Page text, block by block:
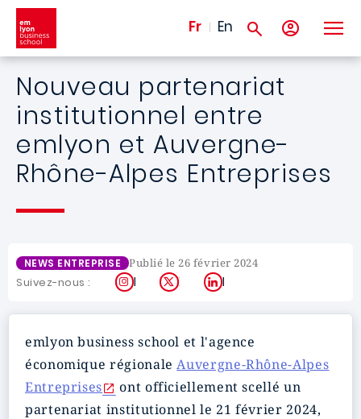
Aller au contenu principal
Fr En
Nouveau partenariat
institutionnel entre
emlyon et Auvergne-
Rhône-Alpes Entreprises
NEWS ENTREPRISE Publié le 26 février 2024
Suivez-nous : Instagram
X LinkedIn
emlyon business school et l'agence
économique régionaleAuvergne-Rhône-Alpes
Entreprises
ont officiellement scellé un
partenariat institutionnel le 21 février 2024,